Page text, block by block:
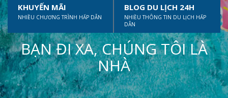
KHUYẾN MÃI
NHIỀU CHƯƠNG TRÌNH HẤP DẪN
BLOG DU LỊCH 24H
NHIỀU THÔNG TIN DU LỊCH HẤP
DẪN
BẠN ĐI XA, CHÚNG TÔI LÀ
NHÀ